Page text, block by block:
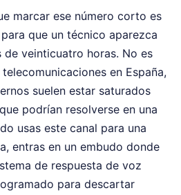
marcar ese número corto es
que un técnico aparezca
de veinticuatro horas. No es
en España,
suelen estar saturados
podrían resolverse en una
usas este canal para una
entras en un embudo donde
de respuesta de voz
para descartar